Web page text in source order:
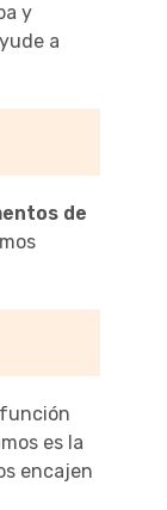
y
a
de
es la
encajen